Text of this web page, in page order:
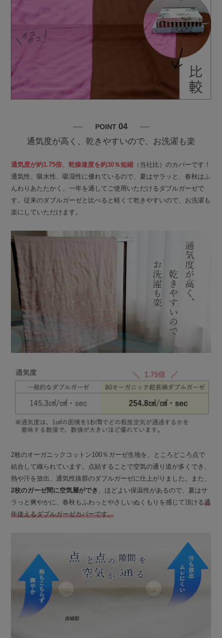
POINT 04
通気度が高く、乾きやすいので、お洗濯も楽
通気度が約1.75倍、乾燥速度を約30％短縮 （当社比）のカバーです！
通気性、吸水性、吸湿性に優れているので、夏はサラッと、春秋はふ
んわりあたたかく、一年を通してご使用いただけるダブルガーゼで
す。従来のダブルガーゼと比べると軽くて乾きやすいので、お洗濯も
楽にしていただけます。
2枚のオーガニックコットン100％ガーゼ生地を、ところどころ点で
結合して織られています。点結することで空気の通り道が多くでき、
熱や汗を放出、通気性抜群のダブルガーゼに仕上がりました。また、
2枚のガーゼ間に空気層ができ 、ほどよい保温性があるので、夏はサ
ラっと爽やかに、春秋もふわっとやさしいぬくもりを感じて頂ける通
年使えるダブルガーゼカバーです。